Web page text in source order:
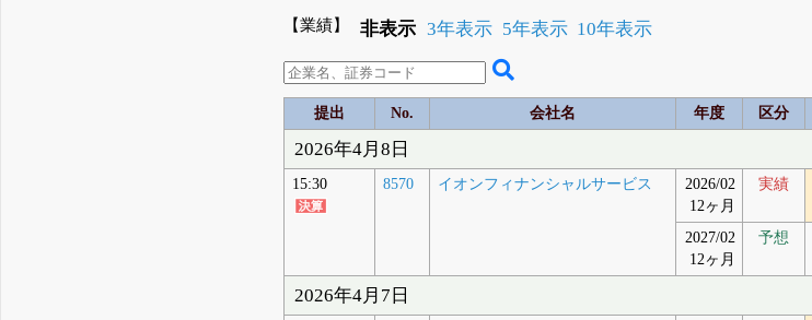
【業績】 非表示 3年表示 5年表示 10年表示
提出 No. 会社名 年度 区分
2026年4月8日
15:30 8570 イオンフィナンシャルサービス
2026/02
12ヶ月
実績
2027/02
12ヶ月
予想
2026年4月7日